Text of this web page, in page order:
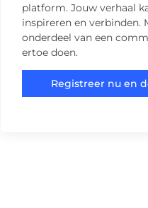
platform. Jouw verhaal
inspireren en verbinden.
onderdeel van een
ertoe doen.
Registreer nu en